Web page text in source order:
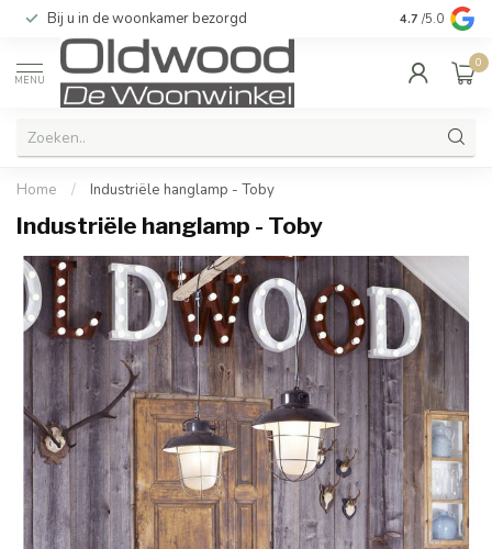
Bij u in de woonkamer bezorgd Kwaliteit &
4.7 /5.0
MENU
0
Home / Industriële hanglamp - Toby
Industriële hanglamp - Toby